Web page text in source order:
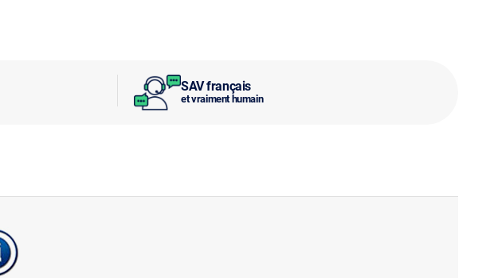
SAV français
et vraiment humain